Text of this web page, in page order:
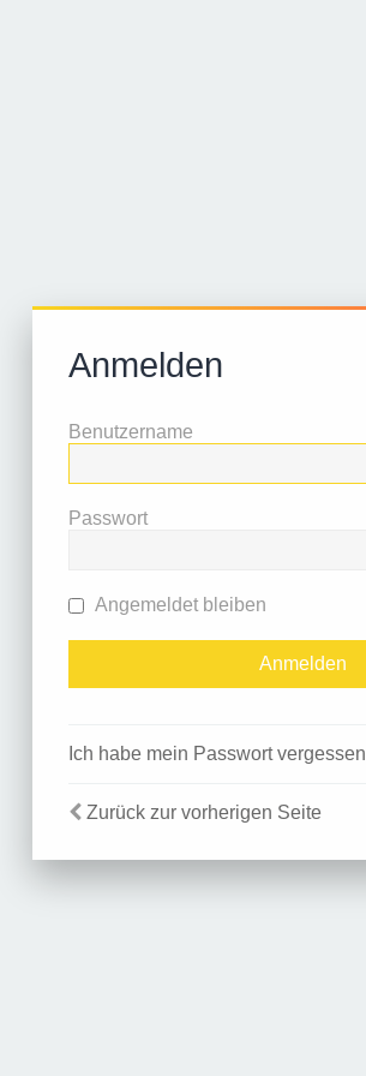
Anmelden
Benutzername
Passwort
Angemeldet bleiben
Ich habe mein Passwort vergessen
Zurück zur vorherigen Seite